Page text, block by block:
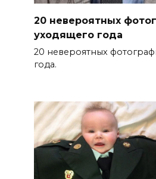
20 невероятных
уходящего года
20 невероятных
года.